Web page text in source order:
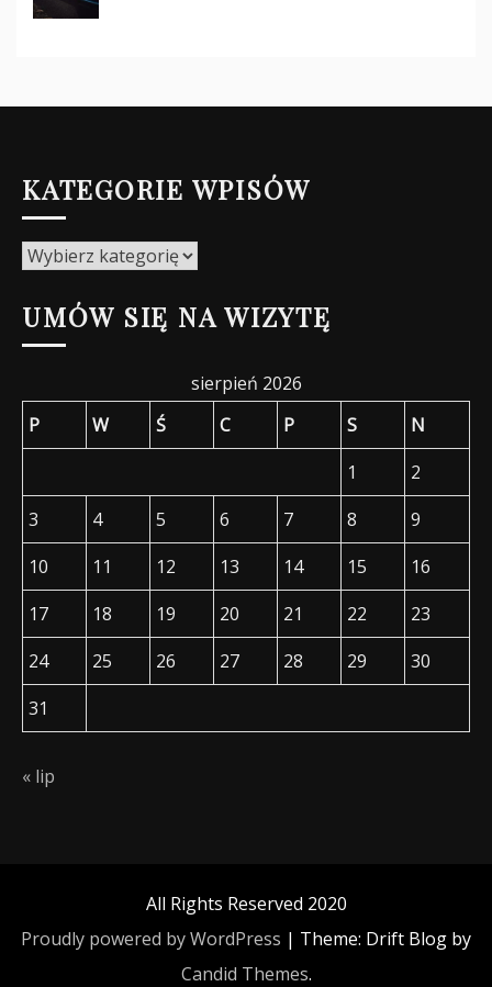
KATEGORIE WPISÓW
Kategorie
UMÓW SIĘ NA WIZYTĘ
sierpień 2026
P
W Ś C P S
N
1
2
3
4 5 6 7 8
9
10
11 12 13 14 15
16
17
18 19 20 21 22
23
24
25 26 27 28 29
30
31
« lip
All Rights Reserved 2020
Proudly powered by WordPress | Theme: Drift Blog by
Candid Themes.